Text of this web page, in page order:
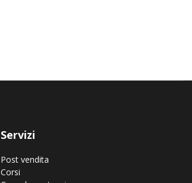
Servizi
Post vendita
Corsi